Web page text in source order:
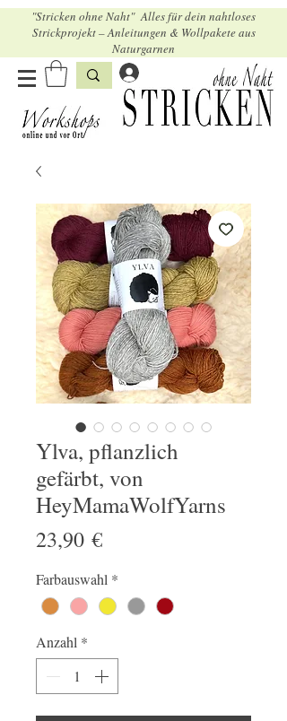
"Stricken ohne Naht" Alles für dein nahtloses
Strickprojekt – Anleitungen & Wollpakete aus
Naturgarnen
Ylva, pflanzlich
gefärbt, von
HeyMamaWolfYarns
23,90 €Preis
Farbauswahl *
Anzahl *